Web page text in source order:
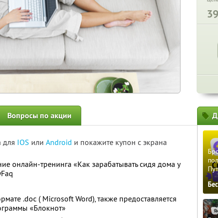
Вопросы по акции
для IOS или Android и покажите купон с экрана
онлайн-тренинга «Как зарабатывать сидя дома у
.doc ( Microsoft Word), также предоставляется
«Блокнот»